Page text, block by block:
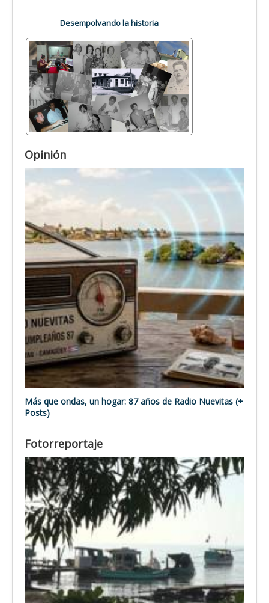
Desempolvando la historia
Opinión
Más que ondas, un hogar: 87 años de Radio Nuevitas (+
Posts)
Fotorreportaje